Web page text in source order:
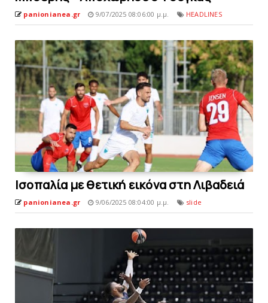
panionianea.gr 9/07/2025 08:06:00 μ.μ. HEADLINES
Iσοπαλία με θετική εικόνα στη Λιβαδειά
panionianea.gr 9/06/2025 08:04:00 μ.μ. slide